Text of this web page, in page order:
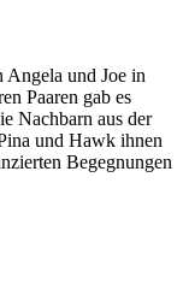
Angela und Joe in
Paaren gab es
Nachbarn aus der
und Hawk ihnen
Begegnungen